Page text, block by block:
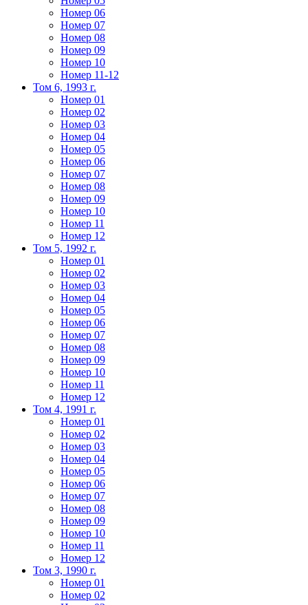
Номер 06
Номер 07
Номер 08
Номер 09
Номер 10
Номер 11-12
Том 6, 1993 г.
Номер 01
Номер 02
Номер 03
Номер 04
Номер 05
Номер 06
Номер 07
Номер 08
Номер 09
Номер 10
Номер 11
Номер 12
Том 5, 1992 г.
Номер 01
Номер 02
Номер 03
Номер 04
Номер 05
Номер 06
Номер 07
Номер 08
Номер 09
Номер 10
Номер 11
Номер 12
Том 4, 1991 г.
Номер 01
Номер 02
Номер 03
Номер 04
Номер 05
Номер 06
Номер 07
Номер 08
Номер 09
Номер 10
Номер 11
Номер 12
Том 3, 1990 г.
Номер 01
Номер 02